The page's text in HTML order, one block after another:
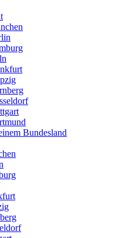
Bundesland